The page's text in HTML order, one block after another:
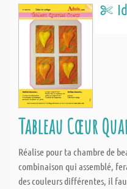
Tableau Cœur
Réalise pour ta chambre de
combinaison qui assemblé,
des couleurs différentes, il